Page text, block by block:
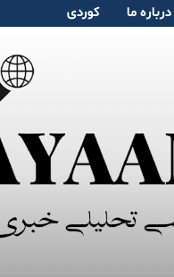
دربارە ما کوردی